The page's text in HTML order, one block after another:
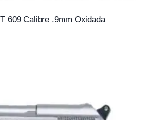
609 Calibre .9mm Oxidada